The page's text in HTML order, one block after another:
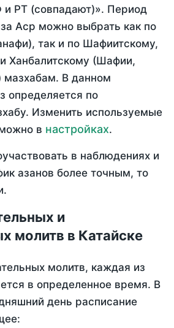
РТ (совпадают)». Период
Аср можно выбрать как по
так и по Шафиитскому,
Ханбалитскому (Шафии,
мазхабам. В данном
определяется по
Изменить используемые
в настройках.
в наблюдениях и
азанов более точным, то
и
молитв в Катайске
молитв, каждая из
в определенное время. В
день расписание